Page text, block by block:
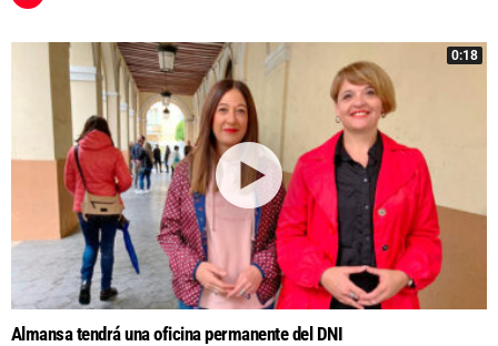
0:18
Almansa tendrá una oficina permanente del DNI